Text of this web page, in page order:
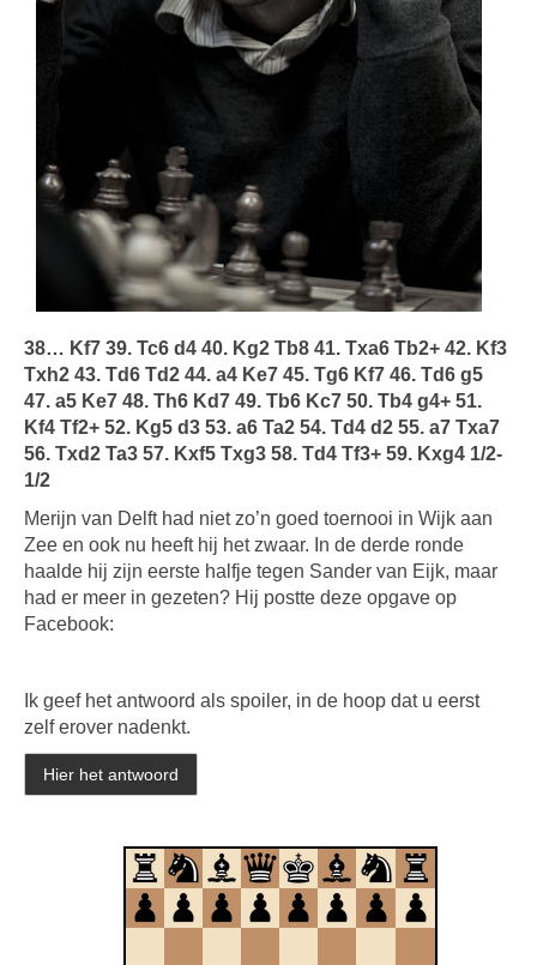
38… Kf7 39. Tc6 d4 40. Kg2 Tb8 41. Txa6 Tb2+ 42. Kf3
Txh2 43. Td6 Td2 44. a4 Ke7 45. Tg6 Kf7 46. Td6 g5
47. a5 Ke7 48. Th6 Kd7 49. Tb6 Kc7 50. Tb4 g4+ 51.
Kf4 Tf2+ 52. Kg5 d3 53. a6 Ta2 54. Td4 d2 55. a7 Txa7
56. Txd2 Ta3 57. Kxf5 Txg3 58. Td4 Tf3+ 59. Kxg4 1/2-
1/2
Merijn van Delft had niet zo’n goed toernooi in Wijk aan
Zee en ook nu heeft hij het zwaar. In de derde ronde
haalde hij zijn eerste halfje tegen Sander van Eijk, maar
had er meer in gezeten? Hij postte deze opgave op
Facebook:
Ik geef het antwoord als spoiler, in de hoop dat u eerst
zelf erover nadenkt.